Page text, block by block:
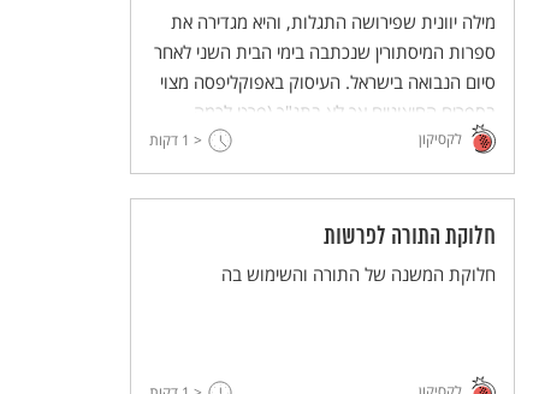
מילה יוונית שפירושה התגלות, והיא מגדירה את
ספרות המיסתורין שנכתבה בימי הבית השני לאחר
סיום הנבואה בישראל. העיסוק באפוקליפסה מצוי
בספרים החיצוניים אך לא בתנ"ך (פרט לכמה
פרקים בספר דניאל).
לקסיקון < 1 דקות
חלוקת התורה לפרשות
חלוקת המשנה של התורה והשימוש בה